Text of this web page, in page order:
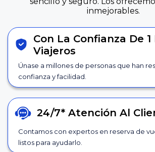
inmejorables.
Con La Confianza De
Viajeros
Únase a millones de personas que han
confianza y facilidad.
24/7* Atención Al
Contamos con expertos en reserva de
listos para ayudarlo.